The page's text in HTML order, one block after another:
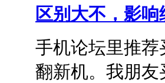
区别大不，影
手机论坛里推
翻新机。我朋友